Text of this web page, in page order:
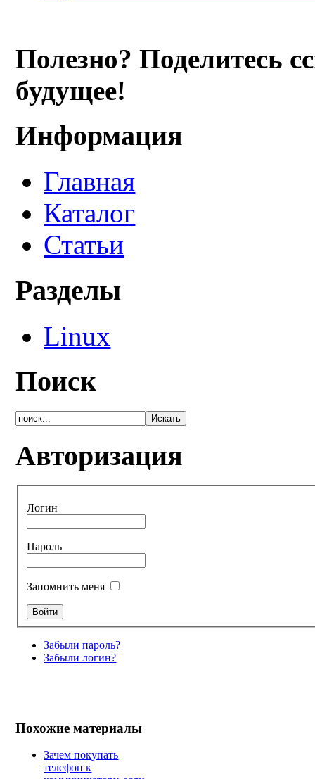
Полезно? Поделитесь
будущее!
Информация
Главная
Каталог
Статьи
Разделы
Linux
Поиск
Авторизация
Логин
Пароль
Запомнить меня
Забыли пароль?
Забыли логин?
Похожие материалы
Зачем покупать
телефон к